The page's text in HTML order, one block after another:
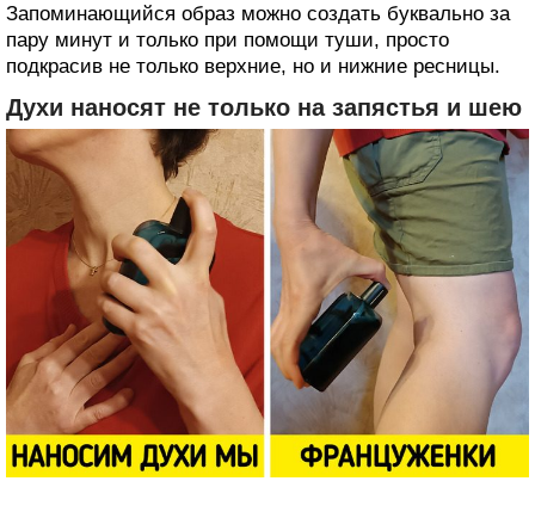
Запоминающийся образ можно создать буквально за
пару минут и только при помощи туши, просто
подкрасив не только верхние, но и нижние ресницы.
Духи наносят не только на запястья и шею